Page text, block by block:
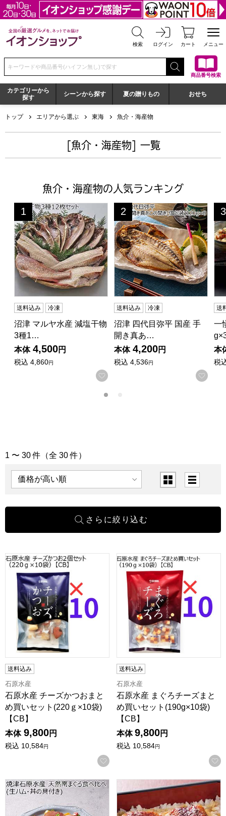
全国の厳選グルメを、ネットでお届け イオンショップ
検索 ログイン カート メニュー
検索キーワードまたは商品番号を入力してください
商品番号検索
カテゴリーから
探す
シーンから探す 夏の贈りもの おせち
トップ エリアから選ぶ 東海 魚介・海産物
[魚介・海産物] 一覧
魚介・海産物の人気ランキング
沼津 マルヤ水産 減塩干物 3種12枚セット【おいしいお取
1
位
送料込み 冷凍
沼津 マルヤ水産 減塩干物
3種1…
本体 4,500円
税込 4,860円
お気に入りに登録する
沼津 四代目弥平 国産 手開き
2
位
送料込み 冷凍
沼津 四代目弥平 国産 手
開き真あ…
本体 4,200円
税込 4,536円
お気
3
位
送
一
本
税
「魚介・海産物」の商品一覧
1 〜 30 件（全 30 件）
表示順 表示切替
石原水産 チーズかつおまとめ買いセット(220ｇ×10袋)【CB
送料込み
石原水産
石原水産 チーズかつおまと
め買いセット(220ｇ×10袋)
【CB】
本体 9,800円
税込 10,584円
お気に入りに登録する
石原水産 まぐろチーズまと
送料込み
石原水産
石原水産 まぐろチーズまと
め買いセット(190g×10袋)
【CB】
本体 9,800円
税込 10,584円
焼津石原水産 天然南まぐろ食べ比べ(生ハム・丼の具付き)【
三河一色産 うなぎ蒲焼